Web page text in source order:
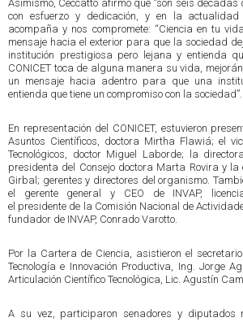
Asimismo, Ceccatto afirmó que “son seis décadas
con esfuerzo y dedicación, y en la
acompaña y nos compromete: “Ciencia en tu
mensaje hacia el exterior para que la sociedad
institución prestigiosa pero lejana y entienda
CONICET toca de alguna manera su vida,
un mensaje hacia adentro para que una
entienda que tiene un compromiso con la sociedad”.
En representación del CONICET, estuvieron
Asuntos Científicos, doctora Mirtha Flawiá; el
Tecnológicos, doctor Miguel Laborde; la
presidenta del Consejo doctora Marta Rovira y la
Girbal; gerentes y directores del organismo.
el gerente general y CEO de INVAP,
el presidente de la Comisión Nacional de
fundador de INVAP, Conrado Varotto.
Por la Cartera de Ciencia, asistieron el
Tecnología e Innovación Productiva, Ing. Jorge
Articulación Científico Tecnológica, Lic. Agustín
A su vez, participaron senadores y diputados